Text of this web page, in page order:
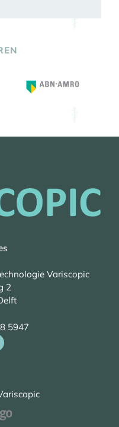
Variscopic
2
5947